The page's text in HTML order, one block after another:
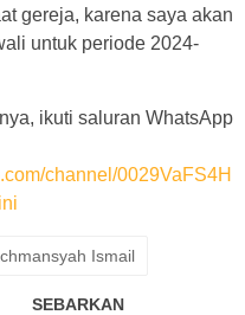
gereja, karena saya akan
untuk periode 2024-
ikuti saluran WhatsApp
channel/0029VaFS4H
Ismail
SEBARKAN